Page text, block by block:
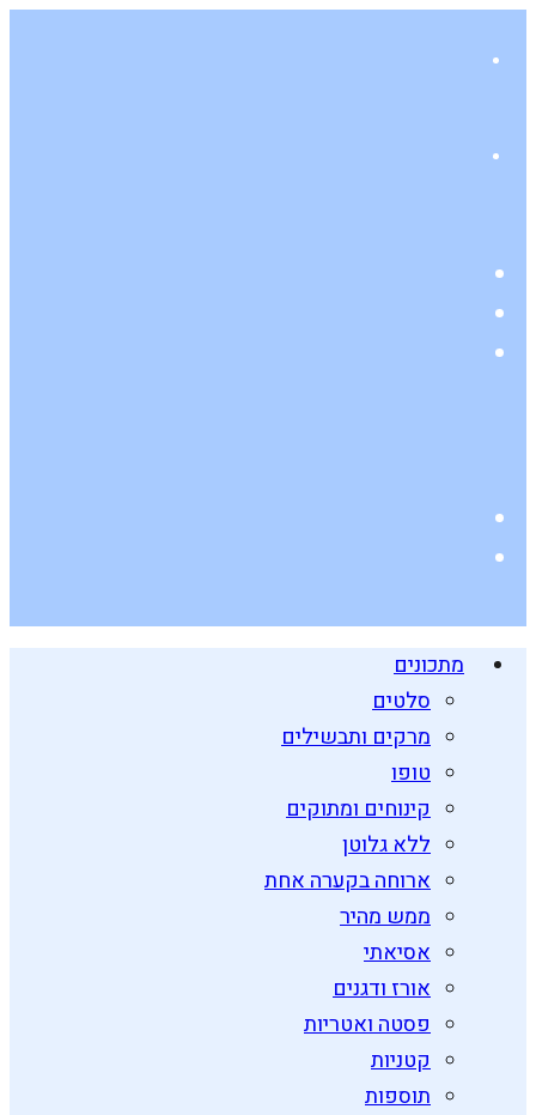
מתכונים
סלטים
מרקים ותבשילים
טופו
קינוחים ומתוקים
ללא גלוטן
ארוחה בקערה אחת
ממש מהיר
אסיאתי
אורז ודגנים
פסטה ואטריות
קטניות
תוספות